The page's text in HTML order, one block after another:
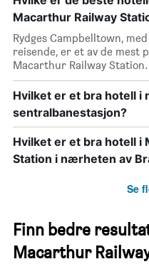
Macarthur Railway
Rydges Campbelltown,
reisende, er et av de
Macarthur Railway Station.
Hvilket er et bra hotell i
sentralbanestasjon?
Hvilket er et bra hotell i
Station i nærheten av
Se
Finn bedre
Macarthur